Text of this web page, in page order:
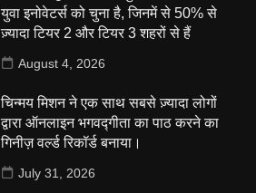
युवा इनोवेटर्स को चुना है, जिनमें से 50% से
ज़्यादा टियर 2 और टियर 3 शहरों से हैं
August 4, 2026
चिन्मय मिशन ने एक साथ सबसे ज़्यादा लोगों
द्वारा ऑनलाइन भगवद्गीता का पाठ करने का
गिनीज़ वर्ल्ड रिकॉर्ड बनाया।
July 31, 2026